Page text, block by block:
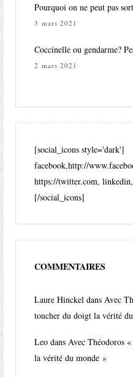
Pourquoi on ne peut pas
3 mars 2021
Coccinelle ou gendarme?
2 mars 2021
[social_icons style='dark']
facebook,http://
https://twitter.com,
[/social_icons]
COMMENTAIRES
Laure Hinckel dans Avec
toucher du doigt la vérité
Leo dans Avec Théodoros
la vérité du monde »